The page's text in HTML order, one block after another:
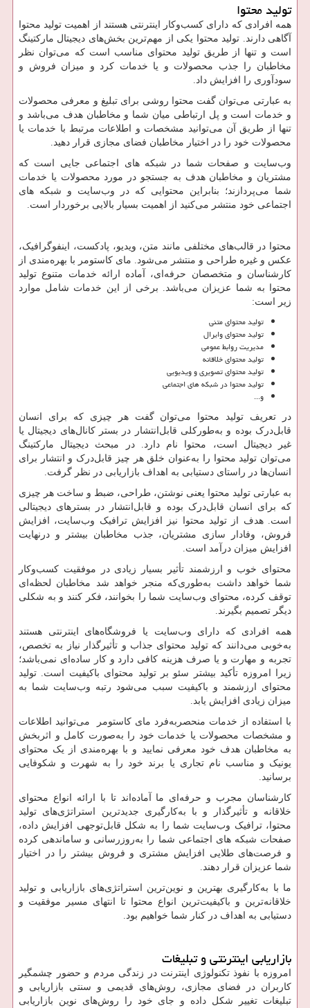
تولید محتوا
همه افرادی که دارای کسب‌وکار اینترنتی هستند از اهمیت تولید محتوا
آگاهی دارند. تولید محتوا یکی از مهم‌ترین بخش‌های دیجیتال مارکتینگ
است و تنها از طریق تولید محتوای مناسب است که می‌توان نظر
مخاطبان را جذب محصولات و یا خدمات کرد و میزان فروش و
سودآوری را افزایش داد.
به عبارتی می‌توان گفت محتوا روشی برای تبلیغ و معرفی محصولات
و خدمات است و پل ارتباطی میان شما و مخاطبان هدف می‌باشد و
تنها از طریق آن می‌توانید مشخصات و اطلاعات مرتبط با خدمات یا
محصولات خود را در اختیار مخاطبان فضای مجازی قرار دهید.
وب‌سایت و صفحات شما در شبکه های اجتماعی جایی است که
مشتریان و مخاطبان هدف به جستجو در مورد محصولات یا خدمات
شما می‌پردازند؛ بنابراین محتوایی که در وب‌سایت و شبکه های
اجتماعی خود منتشر می‌کنید از اهمیت بسیار بالایی برخوردار است.
محتوا در قالب‌های مختلفی مانند متن، ویدیو، پادکست، اینفوگرافیک،
عکس و غیره طراحی و منتشر می‌شود. مای کاستومر با بهره‌مندی از
کارشناسان و متخصصان حرفه‌ای، آماده ارائه خدمات متنوع تولید
محتوا به شما عزیزان می‌باشد. برخی از این خدمات شامل موارد
زیر است:
تولید محتوای متنی
تولید محتوای وایرال
مدیریت روابط عمومی
تولید محتوای خلاقانه
تولید محتوای تصویری و ویدیویی
تولید محتوا در شبکه های اجتماعی
و...
در تعریف تولید محتوا می‌توان گفت هر چیزی که برای انسان
قابل‌درک بوده و به‌طورکلی قابل‌انتشار در بستر کانال‌های دیجیتال یا
غیر دیجیتال است، محتوا نام دارد. در مبحث دیجیتال مارکتینگ
می‌توان تولید محتوا را به‌عنوان خلق هر چیز قابل‌درک و انتشار برای
انسان‌ها در راستای دستیابی به اهداف بازاریابی در نظر گرفت.
به عبارتی تولید محتوا یعنی نوشتن، طراحی، ضبط و ساخت هر چیزی
که برای انسان قابل‌درک بوده و قابل‌انتشار در بسترهای دیجیتالی
است. هدف از تولید محتوا نیز افزایش ترافیک وب‌سایت، افزایش
فروش، وفادار سازی مشتریان، جذب مخاطبان بیشتر و درنهایت
افزایش میزان درآمد است.
محتوای خوب و ارزشمند تأثیر بسیار زیادی در موفقیت کسب‌وکار
شما خواهد داشت به‌طوری‌که منجر خواهد شد مخاطبان لحظه‌ای
توقف کرده، محتوای وب‌سایت شما را بخوانند، فکر کنند و به شکلی
دیگر تصمیم بگیرند.
همه افرادی که دارای وب‌سایت یا فروشگاه‌های اینترنتی هستند
به‌خوبی می‌دانند که تولید محتوای جذاب و تأثیرگذار نیاز به تخصص،
تجربه و مهارت و یا صرف هزینه کافی دارد و کار ساده‌ای نمی‌باشد؛
زیرا امروزه تأکید بیشتر سئو بر تولید محتوای باکیفیت است. تولید
محتوای ارزشمند و باکیفیت سبب می‌شود رتبه وب‌سایت شما به
میزان زیادی افزایش یابد.
با استفاده از خدمات منحصربه‌فرد مای کاستومر می‌توانید اطلاعات
و مشخصات محصولات یا خدمات خود را به‌صورت کامل و اثربخش
به مخاطبان هدف خود معرفی نمایید و با بهره‌مندی از یک محتوای
یونیک و مناسب نام تجاری یا برند خود را به شهرت و شکوفایی
برسانید.
کارشناسان مجرب و حرفه‌ای ما آماده‌اند تا با ارائه انواع محتوای
خلاقانه و تأثیرگذار و با به‌کارگیری جدیدترین استراتژی‌های تولید
محتوا، ترافیک وب‌سایت شما را به شکل قابل‌توجهی افزایش داده،
صفحات شبکه های اجتماعی شما را به‌روزرسانی و ساماندهی کرده
و فرصت‌های طلایی افزایش مشتری و فروش بیشتر را در اختیار
شما عزیزان قرار دهند.
ما با به‌کارگیری بهترین و نوین‌ترین استراتژی‌های بازاریابی و تولید
خلاقانه‌ترین و باکیفیت‌ترین انواع محتوا تا انتهای مسیر موفقیت و
دستیابی به اهداف در کنار شما خواهیم بود.
بازاریابی اینترنتی و تبلیغات
امروزه با نفوذ تکنولوژی اینترنت در زندگی مردم و حضور چشمگیر
کاربران در فضای مجازی، روش‌های قدیمی و سنتی بازاریابی و
تبلیغات تغییر شکل داده و جای خود را روش‌های نوین بازاریابی